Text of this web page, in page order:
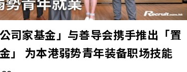
香港青年生涯发展服务之专业化进程。 相关
务经济日报︱社联「至善奖」2025颁发31个
社会服务界卓越成就 推动跨界协作 共创社会
公司家基金」与善导会携手推出「置
未来基金」 为本港弱势青年装备职场技能